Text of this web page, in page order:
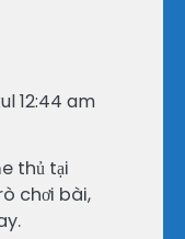
12:44 am
thủ tại
chơi bài,